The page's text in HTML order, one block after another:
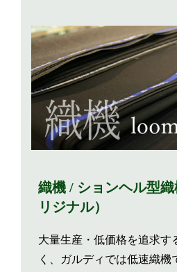
織機 / ションヘル型
リジナル）
大量生産・低価格を追求す
く、ガルディでは低速織機